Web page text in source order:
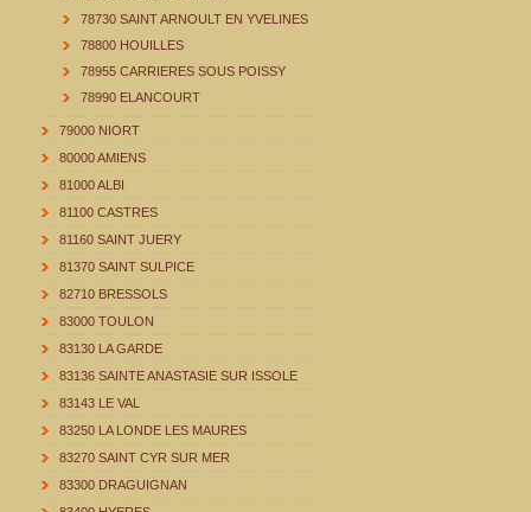
78730 SAINT ARNOULT EN YVELINES
78800 HOUILLES
78955 CARRIERES SOUS POISSY
78990 ELANCOURT
79000 NIORT
80000 AMIENS
81000 ALBI
81100 CASTRES
81160 SAINT JUERY
81370 SAINT SULPICE
82710 BRESSOLS
83000 TOULON
83130 LA GARDE
83136 SAINTE ANASTASIE SUR ISSOLE
83143 LE VAL
83250 LA LONDE LES MAURES
83270 SAINT CYR SUR MER
83300 DRAGUIGNAN